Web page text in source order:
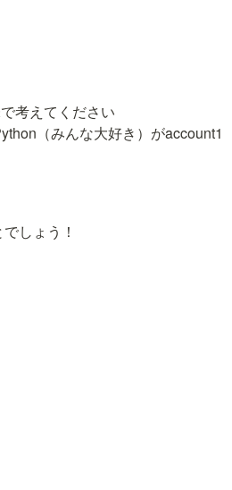
考えてください
（みんな大好き）がaccount1
しょう！